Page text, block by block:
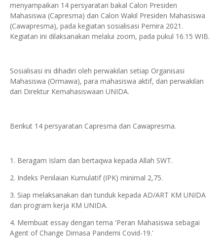
menyampaikan 14 persyaratan bakal Calon Presiden
Mahasiswa (Capresma) dan Calon Wakil Presiden Mahasiswa
(Cawapresma), pada kegiatan sosialisasi Pemira 2021.
Kegiatan ini dilaksanakan melalui zoom, pada pukul 16.15 WIB.
Sosialisasi ini dihadiri oleh perwakilan setiap Organisasi
Mahasiswa (Ormawa), para mahasiswa aktif, dan perwakilan
dari Direktur Kemahasiswaan UNIDA.
Berikut 14 persyaratan Capresma dan Cawapresma.
1. Beragam Islam dan bertaqwa kepada Allah SWT.
2. Indeks Penilaian Kumulatif (IPK) minimal 2,75.
3. Siap melaksanakan dan tunduk kepada AD/ART KM UNIDA
dan program kerja KM UNIDA.
4. Membuat essay dengan tema 'Peran Mahasiswa sebagai
Agent of Change Dimasa Pandemi Covid-19.'